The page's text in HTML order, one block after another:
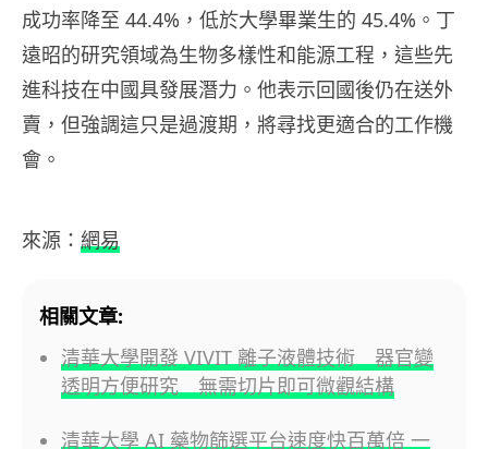
成功率降至 44.4%，低於大學畢業生的 45.4%。丁
遠昭的研究領域為生物多樣性和能源工程，這些先
進科技在中國具發展潛力。他表示回國後仍在送外
賣，但強調這只是過渡期，將尋找更適合的工作機
會。
來源： 網易
相關文章:
清華大學開發 VIVIT 離子液體技術 器官變
透明方便研究 無需切片即可微觀結構
清華大學 AI 藥物篩選平台速度快百萬倍 一